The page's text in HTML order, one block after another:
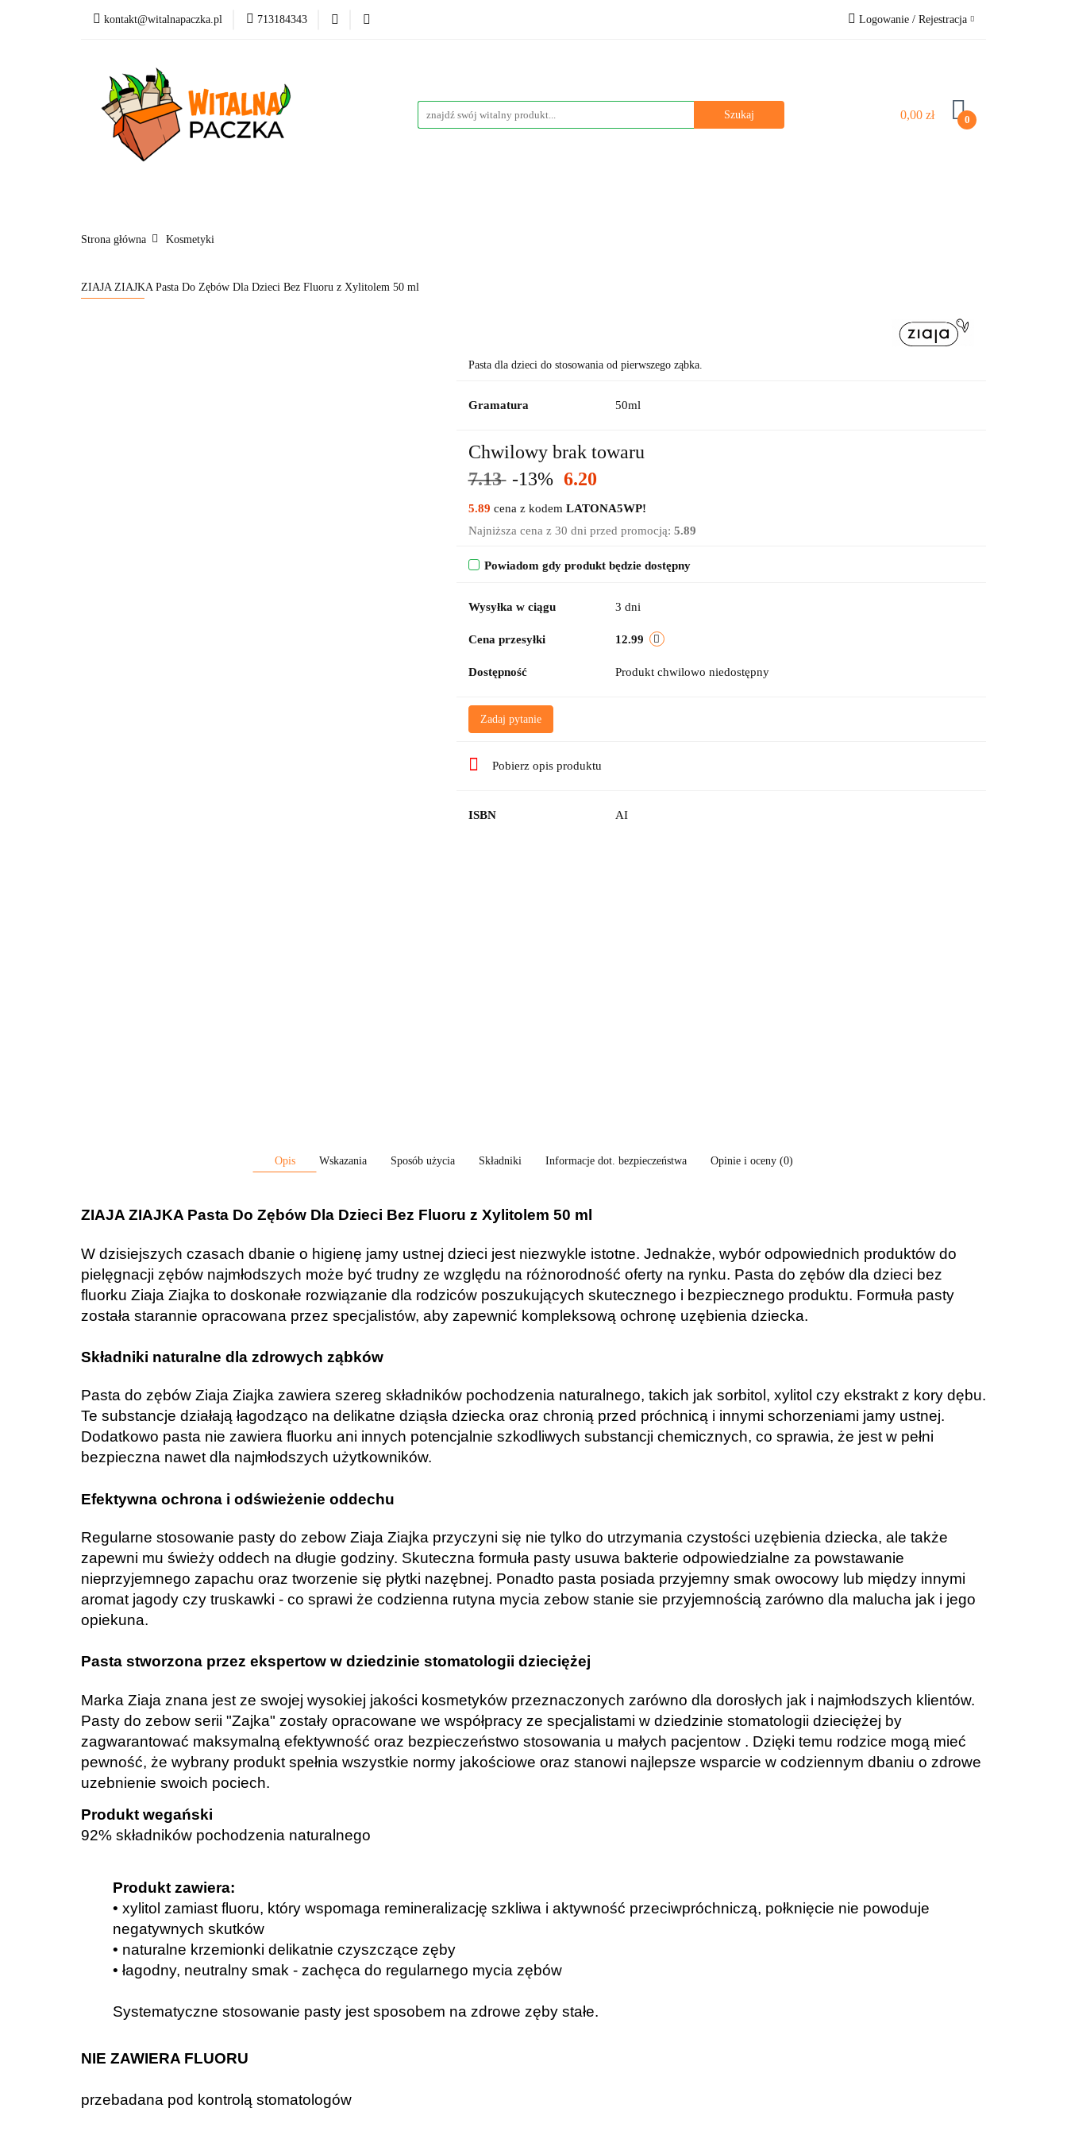
kontakt@witalnapaczka.pl 713184343 Logowanie / Rejestracja
Pytanie o produkt
Zgody cookies
0,00 zł 0
Marki Blog
Kategorie Suplementy
Nowości
Strona główna Kosmetyki
ZIAJA ZIAJKA Pasta Do Zębów Dla Dzieci Bez Fluoru z Xylitolem 50 ml
Pasta dla dzieci do stosowania od pierwszego ząbka.
Gramatura 50ml
Chwilowy brak towaru
7.13 -13% 6.20
5.89 cena z kodem LATONA5WP!
Najniższa cena z 30 dni przed promocją: 5.89
Powiadom gdy produkt będzie dostępny
Wysyłka w ciągu 3 dni
Cena przesyłki 12.99
Dostępność Produkt chwilowo niedostępny
Zadaj pytanie
Pobierz opis produktu
ISBN AI
Opis Wskazania Sposób użycia Składniki Informacje dot. bezpieczeństwa Opinie i oceny (0)
ZIAJA ZIAJKA Pasta Do Zębów Dla Dzieci Bez Fluoru z Xylitolem 50 ml
W dzisiejszych czasach dbanie o higienę jamy ustnej dzieci jest niezwykle istotne. Jednakże, wybór odpowiednich produktów do
pielęgnacji zębów najmłodszych może być trudny ze względu na różnorodność oferty na rynku. Pasta do zębów dla dzieci bez
fluorku Ziaja Ziajka to doskonałe rozwiązanie dla rodziców poszukujących skutecznego i bezpiecznego produktu. Formuła pasty
została starannie opracowana przez specjalistów, aby zapewnić kompleksową ochronę uzębienia dziecka.
Składniki naturalne dla zdrowych ząbków
Pasta do zębów Ziaja Ziajka zawiera szereg składników pochodzenia naturalnego, takich jak sorbitol, xylitol czy ekstrakt z kory dębu.
Te substancje działają łagodząco na delikatne dziąsła dziecka oraz chronią przed próchnicą i innymi schorzeniami jamy ustnej.
Dodatkowo pasta nie zawiera fluorku ani innych potencjalnie szkodliwych substancji chemicznych, co sprawia, że jest w pełni
bezpieczna nawet dla najmłodszych użytkowników.
Efektywna ochrona i odświeżenie oddechu
Regularne stosowanie pasty do zebow Ziaja Ziajka przyczyni się nie tylko do utrzymania czystości uzębienia dziecka, ale także
zapewni mu świeży oddech na długie godziny. Skuteczna formuła pasty usuwa bakterie odpowiedzialne za powstawanie
nieprzyjemnego zapachu oraz tworzenie się płytki nazębnej. Ponadto pasta posiada przyjemny smak owocowy lub między innymi
aromat jagody czy truskawki - co sprawi że codzienna rutyna mycia zebow stanie sie przyjemnością zarówno dla malucha jak i jego
opiekuna.
Pasta stworzona przez ekspertow w dziedzinie stomatologii dzieciężej
Marka Ziaja znana jest ze swojej wysokiej jakości kosmetyków przeznaczonych zarówno dla dorosłych jak i najmłodszych klientów.
Pasty do zebow serii "Zajka" zostały opracowane we współpracy ze specjalistami w dziedzinie stomatologii dzieciężej by
zagwarantować maksymalną efektywność oraz bezpieczeństwo stosowania u małych pacjentow . Dzięki temu rodzice mogą mieć
pewność, że wybrany produkt spełnia wszystkie normy jakościowe oraz stanowi najlepsze wsparcie w codziennym dbaniu o zdrowe
uzebnienie swoich pociech.
Produkt wegański
92% składników pochodzenia naturalnego
Produkt zawiera:
• xylitol zamiast fluoru, który wspomaga remineralizację szkliwa i aktywność przeciwpróchniczą, połknięcie nie powoduje
negatywnych skutków
• naturalne krzemionki delikatnie czyszczące zęby
• łagodny, neutralny smak - zachęca do regularnego mycia zębów
Systematyczne stosowanie pasty jest sposobem na zdrowe zęby stałe.
NIE ZAWIERA FLUORU
przebadana pod kontrolą stomatologów